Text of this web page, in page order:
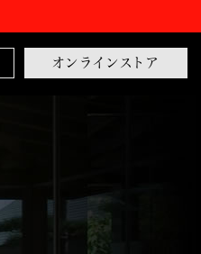
オンラインストア